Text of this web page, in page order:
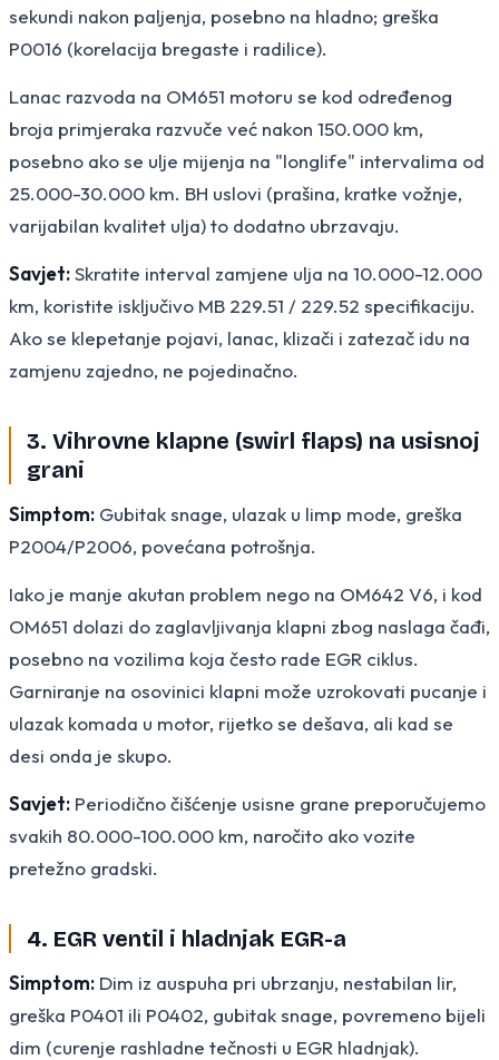
sekundi nakon paljenja, posebno na hladno; greška
P0016 (korelacija bregaste i radilice).
Lanac razvoda na OM651 motoru se kod određenog
broja primjeraka razvuče već nakon 150.000 km,
posebno ako se ulje mijenja na "longlife" intervalima od
25.000-30.000 km. BH uslovi (prašina, kratke vožnje,
varijabilan kvalitet ulja) to dodatno ubrzavaju.
Savjet:Skratite interval zamjene ulja na 10.000-12.000
km, koristite isključivo MB 229.51 / 229.52 specifikaciju.
Ako se klepetanje pojavi, lanac, klizači i zatezač idu na
zamjenu zajedno, ne pojedinačno.
3. Vihrovne klapne (swirl flaps) na usisnoj
grani
Simptom: Gubitak snage, ulazak u limp mode, greška
P2004/P2006, povećana potrošnja.
Iako je manje akutan problem nego na OM642 V6, i kod
OM651 dolazi do zaglavljivanja klapni zbog naslaga čađi,
posebno na vozilima koja često rade EGR ciklus.
Garniranje na osovinici klapni može uzrokovati pucanje i
ulazak komada u motor, rijetko se dešava, ali kad se
desi onda je skupo.
Savjet: Periodično čišćenje usisne grane preporučujemo
svakih 80.000-100.000 km, naročito ako vozite
pretežno gradski.
4. EGR ventil i hladnjak EGR-a
Simptom: Dim iz auspuha pri ubrzanju, nestabilan lir,
greška P0401 ili P0402, gubitak snage, povremeno bijeli
dim (curenje rashladne tečnosti u EGR hladnjak).